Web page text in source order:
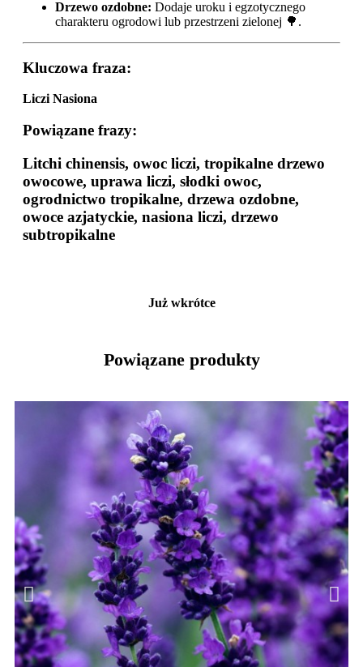
Drzewo ozdobne: Dodaje uroku i egzotycznego
charakteru ogrodowi lub przestrzeni zielonej 🌳.
Kluczowa fraza:
Liczi Nasiona
Powiązane frazy:
Litchi chinensis, owoc liczi, tropikalne drzewo
owocowe, uprawa liczi, słodki owoc,
ogrodnictwo tropikalne, drzewa ozdobne,
owoce azjatyckie, nasiona liczi, drzewo
subtropikalne
Już wkrótce
Powiązane produkty